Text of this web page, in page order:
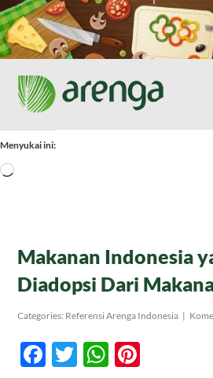
Skip
to
content
Home
Tentang Kami
Produk
Menyukai ini:
Memuat...
Makanan Indonesia
Diadopsi Dari
Categories: Referensi Arenga Indonesia |
Facebook
TwitterWhatsApp